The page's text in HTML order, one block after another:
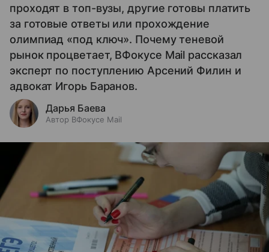
проходят в топ-вузы, другие готовы платить
за готовые ответы или прохождение
олимпиад «под ключ». Почему теневой
рынок процветает, ВФокусе Mail рассказал
эксперт по поступлению Арсений Филин и
адвокат Игорь Баранов.
Дарья Баева
Автор ВФокусе Mail